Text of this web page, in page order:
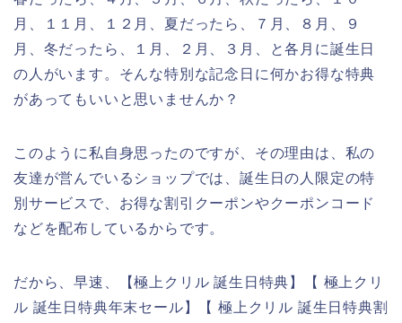
月、１１月、１２月、夏だったら、７月、８月、９
月、冬だったら、１月、２月、３月、と各月に誕生日
の人がいます。そんな特別な記念日に何かお得な特典
があってもいいと思いませんか？
このように私自身思ったのですが、その理由は、私の
友達が営んでいるショップでは、誕生日の人限定の特
別サービスで、お得な割引クーポンやクーポンコード
などを配布しているからです。
だから、早速、【極上クリル 誕生日特典】【 極上クリ
ル 誕生日特典年末セール】【 極上クリル 誕生日特典割